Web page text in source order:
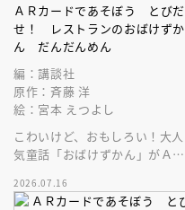
ＡＲカードであそぼう とびだ
せ！ レストランのおばけずか
ん だんだんめん
編：講談社
原作：斉藤 洋
絵：宮本 えつよし
こわいけど、おもしろい！大人
気童話「おばけずかん」がＡＲ
2026.07.16